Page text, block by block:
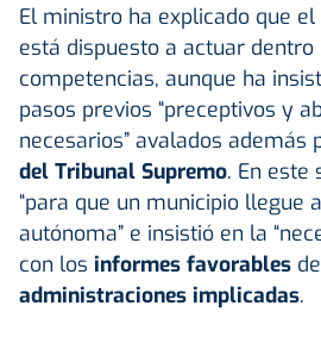
El ministro ha explicado que el
está dispuesto a actuar dentro
competencias, aunque ha
pasos previos “preceptivos y
necesarios” avalados además
del Tribunal Supremo. En este
“para que un municipio llegue
autónoma” e insistió en la
con los informes favorables
administraciones implicadas.